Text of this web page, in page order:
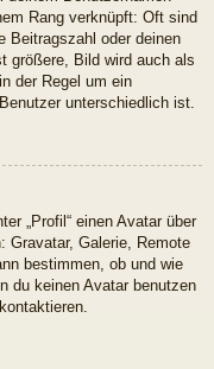
Rang verknüpft: Oft sind
Beitragszahl oder deinen
größere, Bild wird auch als
der Regel um ein
unterschiedlich ist.
„Profil“ einen Avatar über
Gravatar, Galerie, Remote
bestimmen, ob und wie
du keinen Avatar benutzen